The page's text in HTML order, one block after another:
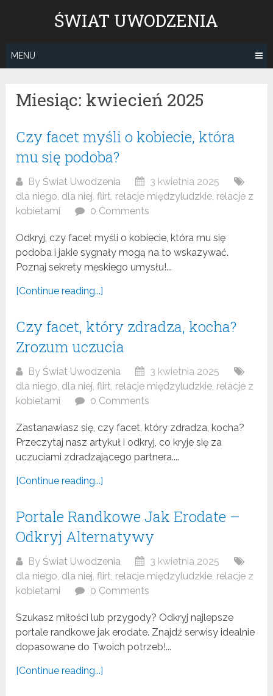
ŚWIAT UWODZENIA
MENU
Miesiąc: kwiecień 2025
Czy facet myśli o kobiecie, która
mu się podoba?
ByŚwiat Uwodzenia
3 kwietnia 2025
dla niego, dla niej,flirt, relacje międzyludzkie, relacje z
kobietami
0 Comments
Odkryj, czy facet myśli o kobiecie, która mu się
podoba i jakie sygnały mogą na to wskazywać.
Poznaj sekrety męskiego umysłu!...
[Continue reading...]
Czy facet, który zdradza, kocha?
Zrozum uczucia
ByŚwiat Uwodzenia
3 kwietnia 2025
dla niego, dla niej,flirt, relacje międzyludzkie, relacje z
kobietami
0 Comments
Zastanawiasz się, czy facet, który zdradza, kocha?
Przeczytaj nasz artykuł i odkryj, co kryje się za
uczuciami zdradzającego partnera....
[Continue reading...]
Portale Randkowe Jak Erodate –
Odkryj Alternatywy
ByŚwiat Uwodzenia
3 kwietnia 2025
dla niego, dla niej,flirt, relacje międzyludzkie, relacje z
kobietami
0 Comments
Szukasz miłości lub przygody? Odkryj najlepsze
portale randkowe jak erodate. Znajdź serwisy idealnie
dopasowane do Twoich potrzeb!...
[Continue reading...]